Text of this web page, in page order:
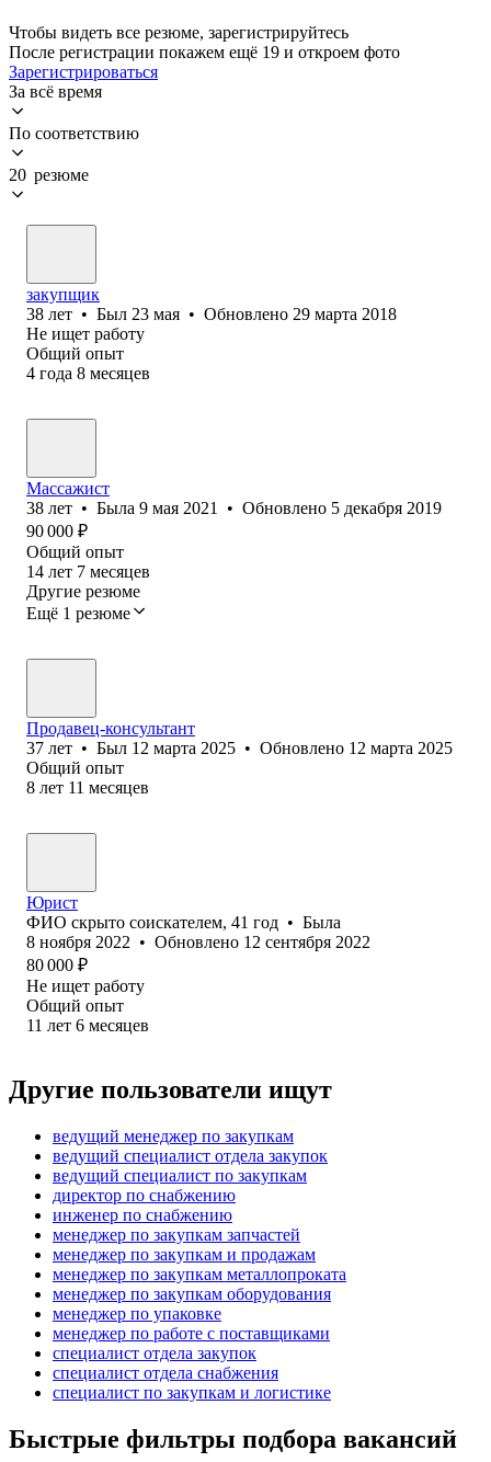
Чтобы видеть все резюме, зарегистрируйтесь
После регистрации покажем ещё 19 и откроем фото
Зарегистрироваться
За всё время
По соответствию
20 резюме
закупщик
38 лет • Был 23 мая • Обновлено 29 марта 2018
Не ищет работу
Общий опыт
4 года 8 месяцев
Массажист
38 лет • Была 9 мая 2021 • Обновлено 5 декабря 2019
90 000 ₽
Общий опыт
14 лет 7 месяцев
Другие резюме
Ещё 1 резюме
Продавец-консультант
37 лет • Был 12 марта 2025 • Обновлено 12 марта 2025
Общий опыт
8 лет 11 месяцев
Юрист
ФИО скрыто соискателем, 41 год • Была
8 ноября 2022 • Обновлено 12 сентября 2022
80 000 ₽
Не ищет работу
Общий опыт
11 лет 6 месяцев
Другие пользователи ищут
ведущий менеджер по закупкам
ведущий специалист отдела закупок
ведущий специалист по закупкам
директор по снабжению
инженер по снабжению
менеджер по закупкам запчастей
менеджер по закупкам и продажам
менеджер по закупкам металлопроката
менеджер по закупкам оборудования
менеджер по упаковке
менеджер по работе с поставщиками
специалист отдела закупок
специалист отдела снабжения
специалист по закупкам и логистике
Быстрые фильтры подбора вакансий